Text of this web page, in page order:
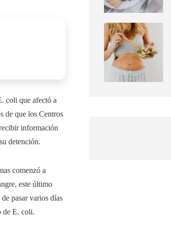
coli que afectó a
de que los Centros
información
detención.
comenzó a
este último
pasar varios días
de E. coli.